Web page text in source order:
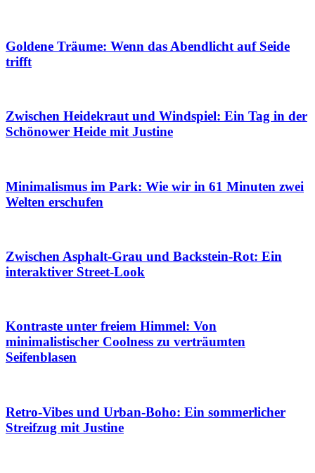
Goldene Träume: Wenn das Abendlicht auf Seide
trifft
Zwischen Heidekraut und Windspiel: Ein Tag in der
Schönower Heide mit Justine
Minimalismus im Park: Wie wir in 61 Minuten zwei
Welten erschufen
Zwischen Asphalt-Grau und Backstein-Rot: Ein
interaktiver Street-Look
Kontraste unter freiem Himmel: Von
minimalistischer Coolness zu verträumten
Seifenblasen
Retro-Vibes und Urban-Boho: Ein sommerlicher
Streifzug mit Justine